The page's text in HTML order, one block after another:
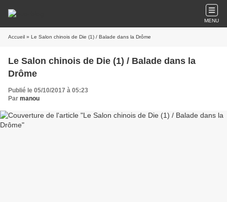
MENU
Accueil » Le Salon chinois de Die (1) / Balade dans la Drôme
Le Salon chinois de Die (1) / Balade dans la
Drôme
Publié le 05/10/2017 à 05:23
Par manou